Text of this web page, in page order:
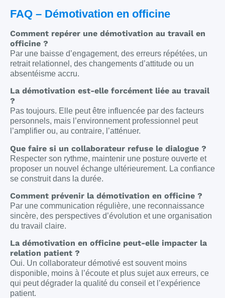
FAQ – Démotivation en officine
Comment repérer une démotivation au travail en
officine ?
Par une baisse d’engagement, des erreurs répétées, un
retrait relationnel, des changements d’attitude ou un
absentéisme accru.
La démotivation est-elle forcément liée au travail
?
Pas toujours. Elle peut être influencée par des facteurs
personnels, mais l’environnement professionnel peut
l’amplifier ou, au contraire, l’atténuer.
Que faire si un collaborateur refuse le dialogue ?
Respecter son rythme, maintenir une posture ouverte et
proposer un nouvel échange ultérieurement. La confiance
se construit dans la durée.
Comment prévenir la démotivation en officine ?
Par une communication régulière, une reconnaissance
sincère, des perspectives d’évolution et une organisation
du travail claire.
La démotivation en officine peut-elle impacter la
relation patient ?
Oui. Un collaborateur démotivé est souvent moins
disponible, moins à l’écoute et plus sujet aux erreurs, ce
qui peut dégrader la qualité du conseil et l’expérience
patient.